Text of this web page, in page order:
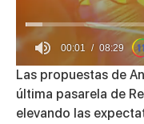
0
8
minutes,
00:01 08:29
Las propuestas de
última pasarela de
elevando las